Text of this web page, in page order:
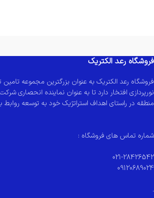
فروشگاه رعد الکتریک
فروشگاه رعد الکتریک به عنوان بزرگترین مجموعه تامین
نورپردازی افتخار دارد تا به عنوان نماینده انحصاری
منطقه در راستای اهداف استراتژیک خود به توسعه روابط
شماره تماس های فروشگاه :
021-28426542
09120689024
.